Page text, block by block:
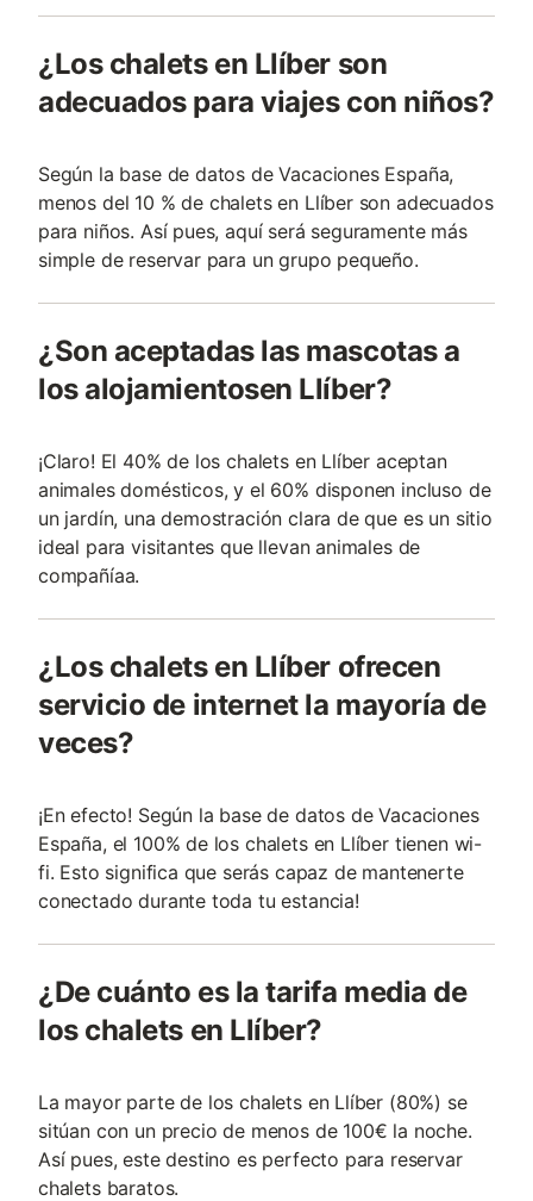
¿Los chalets en Llíber son
adecuados para viajes con niños?
Según la base de datos de Vacaciones España,
menos del 10 % de chalets en Llíber son adecuados
para niños. Así pues, aquí será seguramente más
simple de reservar para un grupo pequeño.
¿Son aceptadas las mascotas a
los alojamientosen Llíber?
¡Claro! El 40% de los chalets en Llíber aceptan
animales domésticos, y el 60% disponen incluso de
un jardín, una demostración clara de que es un sitio
ideal para visitantes que llevan animales de
compañía­a.
¿Los chalets en Llíber ofrecen
servicio de internet la mayoría de
veces?
¡En efecto! Según la base de datos de Vacaciones
España, el 100% de los chalets en Llíber tienen wi-
fi. Esto significa que serás capaz de mantenerte
conectado durante toda tu estancia!
¿De cuánto es la tarifa media de
los chalets en Llíber?
La mayor parte de los chalets en Llíber (80%) se
sitúan con un precio de menos de 100€ la noche.
Así pues, este destino es perfecto para reservar
chalets baratos.